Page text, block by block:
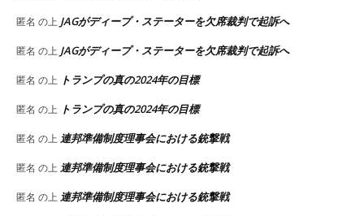
匿名 の上 JAGがディープ・ステーターを欠席裁判で起訴へ
匿名 の上 JAGがディープ・ステーターを欠席裁判で起訴へ
匿名 の上 トランプの真の2024年の目標
匿名 の上 トランプの真の2024年の目標
匿名 の上 連邦準備制度理事会における銃撃戦
匿名 の上 連邦準備制度理事会における銃撃戦
匿名 の上 連邦準備制度理事会における銃撃戦